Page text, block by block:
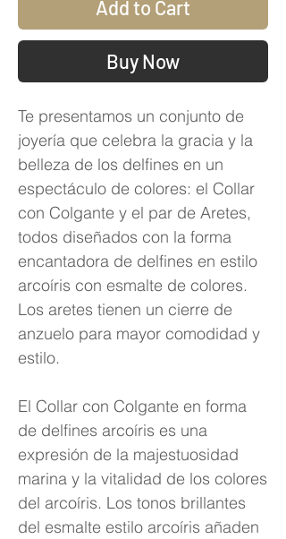
Add to Cart
Buy Now
Te presentamos un conjunto de
joyería que celebra la gracia y la
belleza de los delfines en un
espectáculo de colores: el Collar
con Colgante y el par de Aretes,
todos diseñados con la forma
encantadora de delfines en estilo
arcoíris con esmalte de colores.
Los aretes tienen un cierre de
anzuelo para mayor comodidad y
estilo.
El Collar con Colgante en forma
de delfines arcoíris es una
expresión de la majestuosidad
marina y la vitalidad de los colores
del arcoíris. Los tonos brillantes
del esmalte estilo arcoíris añaden